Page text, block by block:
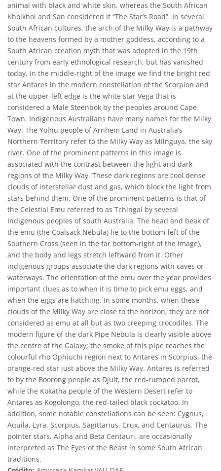
animal with black and white skin, whereas the South African
Khoikhoi and San considered it “The Star’s Road”. In several
South African cultures, the arch of the Milky Way is a pathway
to the heavens formed by a mother goddess, according to a
South African creation myth that was adopted in the 19th
century from early ethnological research, but has vanished
today. In the middle-right of the image we find the bright red
star Antares in the modern constellation of the Scorpion and
at the upper-left edge is the white star Vega that is
considered a Male Steenbok by the peoples around Cape
Town. Indigenous Australians have many names for the Milky
Way. The Yolnu people of Arnhem Land in Australia’s
Northern Territory refer to the Milky Way as Milnguya, the sky
river. One of the prominent patterns in this image is
associated with the contrast between the light and dark
regions of the Milky Way. These dark regions are cool dense
clouds of interstellar dust and gas, which block the light from
stars behind them. One of the prominent patterns is that of
the Celestial Emu referred to as Tchingal by several
Indigenous peoples of south Australia. The head and beak of
the emu (the Coalsack Nebula) lie to the bottom-left of the
Southern Cross (seen in the far bottom-right of the image),
and the body and legs stretch leftward from it. Other
indigenous groups associate the dark regions with caves or
waterways. The orientation of the emu over the year provides
important clues as to when it is time to pick emu eggs, and
when the eggs are hatching. In some months, when these
clouds of the Milky Way are close to the horizon, they are not
considered as emu at all but as two creeping crocodiles. The
modern figure of the dark Pipe Nebula is clearly visible above
the centre of the Galaxy; the smoke of this pipe reaches the
colourful rho Ophiuchi region next to Antares in Scorpius, the
orange-red star just above the Milky Way. Antares is referred
to by the Boorong people as Djuit, the red-rumped parrot,
while the Kokatha people of the Western Desert refer to
Antares as Kogolongo, the red-tailed black cockatoo. In
addition, some notable constellations can be seen: Cygnus,
Aquila, Lyra, Scorpius, Sagittarius, Crux, and Centaurus. The
pointer stars, Alpha and Beta Centauri, are occasionally
interpreted as The Eyes of the Beast in some South African
traditions.